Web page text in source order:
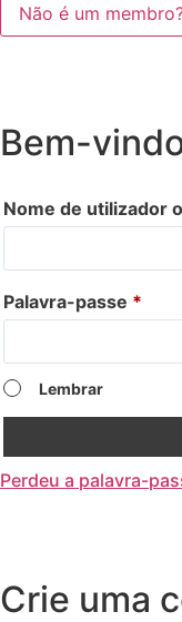
Não é um
Bem-
Nome de utilizador
Palavra-passe *
Lembrar
Perdeu a palavra-
Crie uma